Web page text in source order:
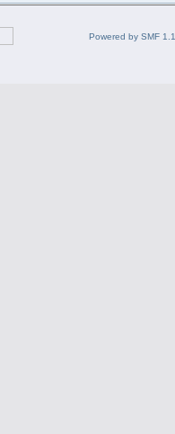
Powered by SMF